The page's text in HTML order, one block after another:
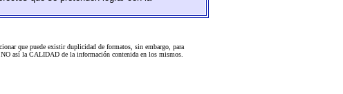
que puede existir duplicidad de formatos, sin embargo, para
NO así la CALIDAD de la información contenida en los mismos.